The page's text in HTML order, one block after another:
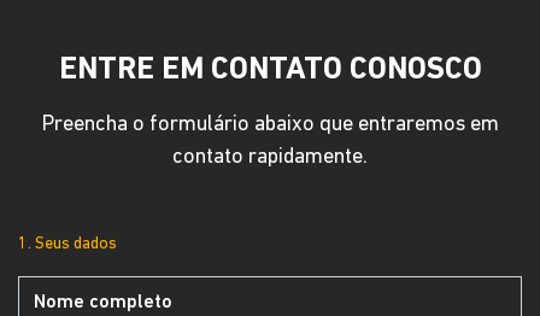
ENTRE EM CONTATO CONOSCO
Preencha o formulário abaixo que entraremos em
contato rapidamente.
1. Seus dados